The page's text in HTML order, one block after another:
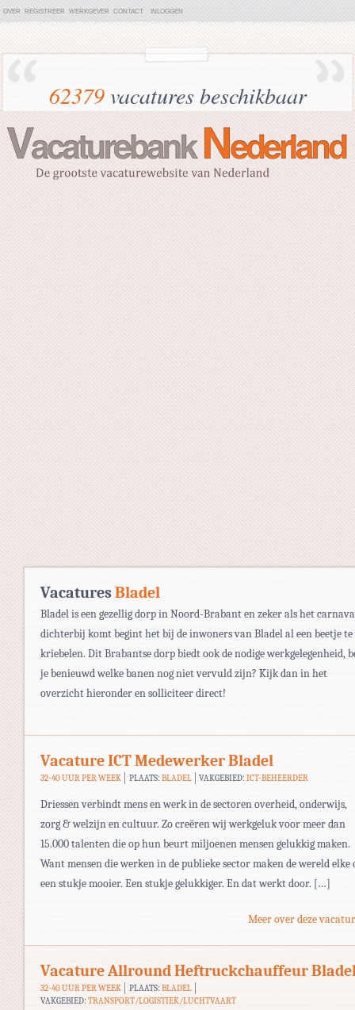
OVER REGISTREER WERKGEVER CONTACT INLOGGEN
62379vacatures beschikbaar
VacaturesBladel
Bladel is een gezellig dorp in Noord-Brabant en zeker als het
dichterbij komt begint het bij de inwoners van Bladel al een beetje te
kriebelen. Dit Brabantse dorp biedt ook de nodige werkgelegenheid,
je benieuwd welke banen nog niet vervuld zijn? Kijk dan in het
overzicht hieronder en solliciteer direct!
Vacature ICT Medewerker Bladel
32-40 UUR PER WEEK PLAATS: BLADEL VAKGEBIED:ICT-BEHEERDER
Driessen verbindt mens en werk in de sectoren overheid, onderwijs,
zorg & welzijn en cultuur. Zo creëren wij werkgeluk voor meer dan
15.000 talenten die op hun beurt miljoenen mensen gelukkig maken.
Want mensen die werken in de publieke sector maken de wereld elke
een stukje mooier. Een stukje gelukkiger. En dat werkt door. […]
Meer over deze
Vacature Allround Heftruckchauffeur
32-40 UUR PER WEEK PLAATS: BLADEL
VAKGEBIED: TRANSPORT/LOGISTIEK/LUCHTVAART